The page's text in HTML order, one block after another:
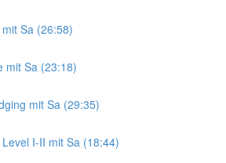
Sa (26:58)
mit Sa (23:18)
mit Sa (29:35)
I-II mit Sa (18:44)